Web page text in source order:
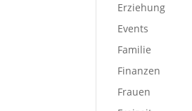
Erziehung
Events
Familie
Finanzen
Frauen